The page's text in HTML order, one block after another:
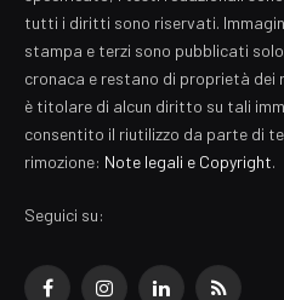
tutti i diritti sono riservati.
stampa e terzi sono pubblicati
cronaca e restano di proprietà
è titolare di alcun diritto su tali
consentito il riutilizzo da parte di
rimozione: Note legali e Copyright.
Seguici su: